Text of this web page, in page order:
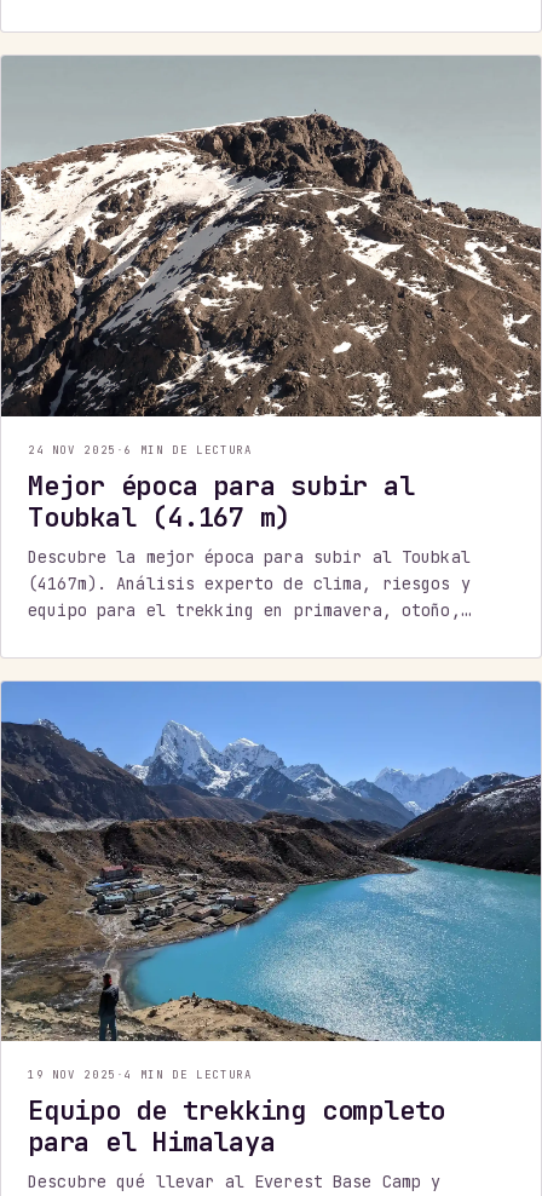
mejor cumbre sin glaciar para principiantes.
24 NOV 2025 · 6 MIN DE LECTURA
Mejor época para subir al
Toubkal (4.167 m)
Descubre la mejor época para subir al Toubkal
(4167m). Análisis experto de clima, riesgos y
equipo para el trekking en primavera, otoño,
19 NOV 2025 · 4 MIN DE LECTURA
Equipo de trekking completo
para el Himalaya
Descubre qué llevar al Everest Base Camp y